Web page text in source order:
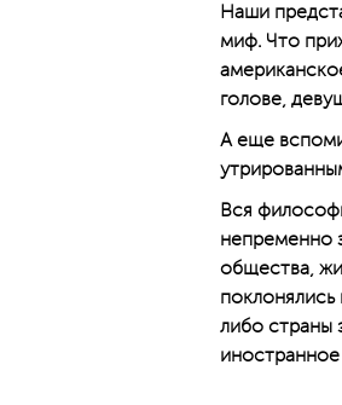
Наши
миф. Что
голове,
А еще
Вся
непременно
общества,
либо страны
иностранное